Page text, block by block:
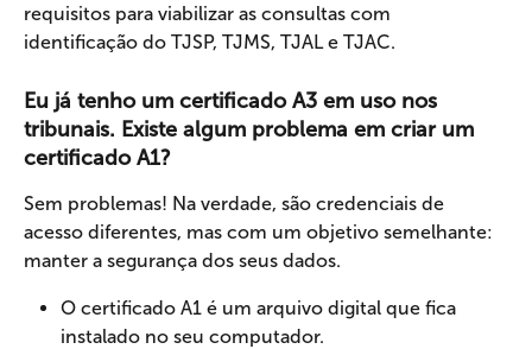
requisitos para viabilizar as consultas com
identificação do TJSP, TJMS, TJAL e TJAC.
Eu já tenho um certificado A3 em uso nos
tribunais. Existe algum problema em criar um
certificado A1?
Sem problemas! Na verdade, são credenciais de
acesso diferentes, mas com um objetivo semelhante:
manter a segurança dos seus dados.
O certificado A1 é um arquivo digital que fica
instalado no seu computador.